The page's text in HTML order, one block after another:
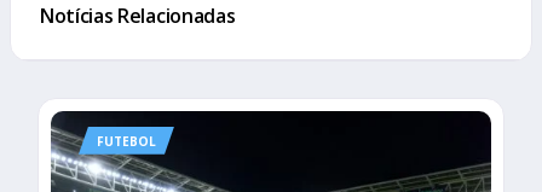
Notícias Relacionadas
FUTEBOL